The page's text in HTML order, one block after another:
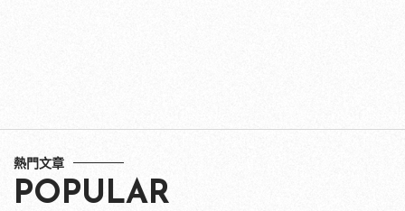
熱門文章
POPULAR